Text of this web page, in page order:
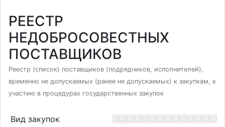
РЕЕСТР
НЕДОБРОСОВЕСТНЫХ
ПОСТАВЩИКОВ
Реестр (список) поставщиков (подрядчиков, исполнителей),
временно не допускаемых (ранее не допускаемых) к закупкам, к
участию в процедурах государственных закупок
Вид закупок